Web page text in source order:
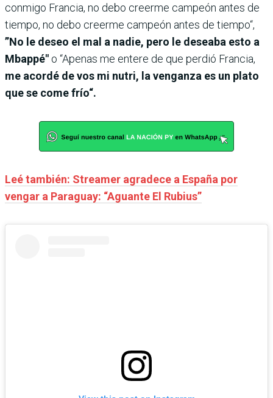
conmigo Francia, no debo creerme campeón antes de
tiempo, no debo creerme campeón antes de tiempo“,
”No le deseo el mal a nadie, pero le deseaba esto a
Mbappé" o “Apenas me entere de que perdió Francia,
me acordé de vos mi nutri, la venganza es un plato
que se come frío“.
Leé también: Streamer agradece a España por
vengar a Paraguay: “Aguante El Rubius”